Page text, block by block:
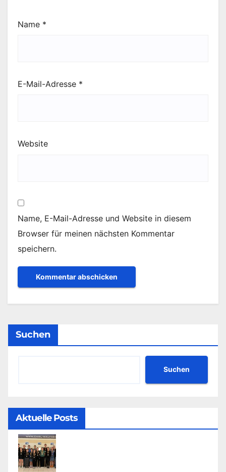
Name *
E-Mail-Adresse *
Website
Name, E-Mail-Adresse und Website in diesem
Browser für meinen nächsten Kommentar
speichern.
Suchen
Suchen
Aktuelle Posts